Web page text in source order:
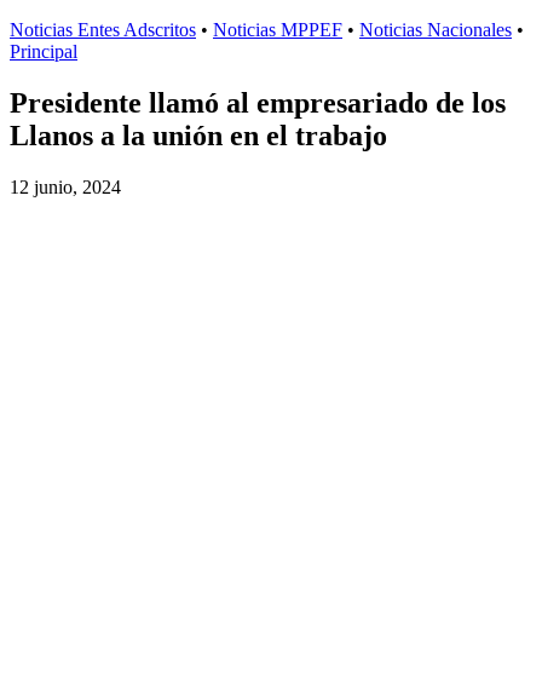
Noticias Entes Adscritos • Noticias MPPEF • Noticias Nacionales •
Principal
Presidente llamó al empresariado de los
Llanos a la unión en el trabajo
12 junio, 2024